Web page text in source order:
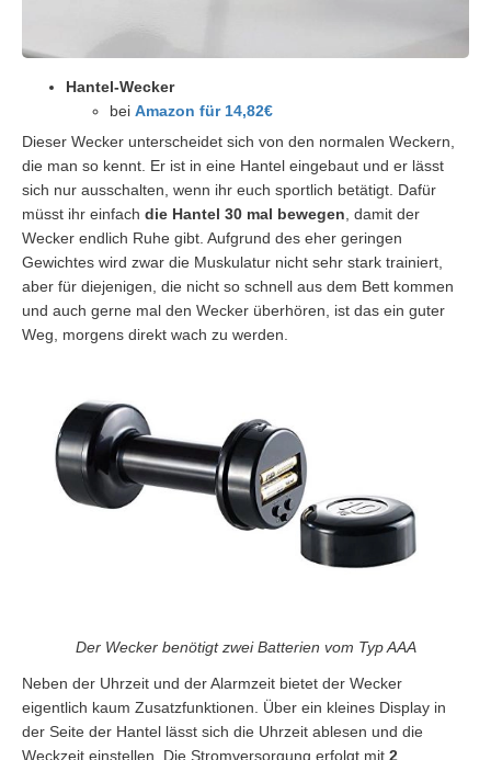
Hantel-Wecker
bei Amazon für 14,82€
Dieser Wecker unterscheidet sich von den normalen Weckern,
die man so kennt. Er ist in eine Hantel eingebaut und er lässt
sich nur ausschalten, wenn ihr euch sportlich betätigt. Dafür
müsst ihr einfach die Hantel 30 mal bewegen, damit der
Wecker endlich Ruhe gibt. Aufgrund des eher geringen
Gewichtes wird zwar die Muskulatur nicht sehr stark trainiert,
aber für diejenigen, die nicht so schnell aus dem Bett kommen
und auch gerne mal den Wecker überhören, ist das ein guter
Weg, morgens direkt wach zu werden.
Der Wecker benötigt zwei Batterien vom Typ AAA
Neben der Uhrzeit und der Alarmzeit bietet der Wecker
eigentlich kaum Zusatzfunktionen. Über ein kleines Display in
der Seite der Hantel lässt sich die Uhrzeit ablesen und die
Weckzeit einstellen. Die Stromversorgung erfolgt mit 2